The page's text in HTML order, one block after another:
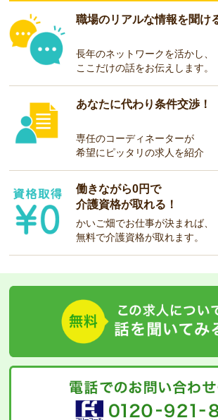
職場のリアルな情報を聞け
長年のネットワークを活かし、
ここだけの話をお伝えします。
あなたに代わり条件交渉！
専任のコーディネーターが
希望にピッタリの求人を紹介
働きながら0円で
介護資格が取れる！
かいご畑でお仕事が決まれば、
無料で介護資格が取れます。